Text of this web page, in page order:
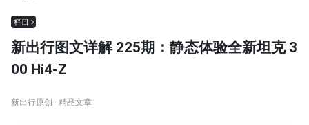
栏目
新出行图文详解 225期：静态体验全新坦克 3
00 Hi4-Z
新出行原创 · 精品文章